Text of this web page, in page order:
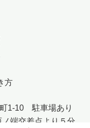
方
1-10 駐車場あり
ノ端交差点より５分